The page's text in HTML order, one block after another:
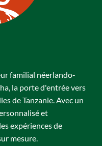
familial néerlando-
la porte d'entrée vers
de Tanzanie. Avec un
et
expériences de
mesure.